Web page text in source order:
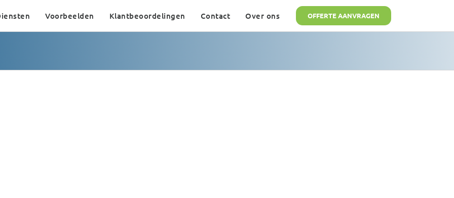
Voorbeelden Klantbeoordelingen Contact Over ons OFFERTE AANVRAGEN